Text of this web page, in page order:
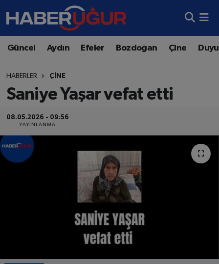
Güncel Aydın Efeler Bozdoğan Çine
HABERLER ÇINE
Saniye Yaşar vefat etti
08.05.2026 - 09:56
YAYINLANMA
Aydın Nöbetçi Eczaneler
Aydın Namaz Vakitleri
Süper Lig Puan Durumu ve Fikstür
Tüm Manşetler
Son Dakika Haberleri